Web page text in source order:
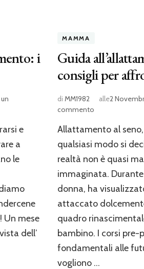
i
e
a
le
Un mese
dell’
MAMMA
Guida
consigli per
di MM1982 alle2
commentosu
all’allattamento:
tutti
consigli
per
affrontarlo
al
meglio
Allattamento al
qualsiasi modo si
realtà non è quasi
immaginata.
donna, ha
attaccato
quadro
bambino. I corsi pre-
fondamentali alle
vogliono …